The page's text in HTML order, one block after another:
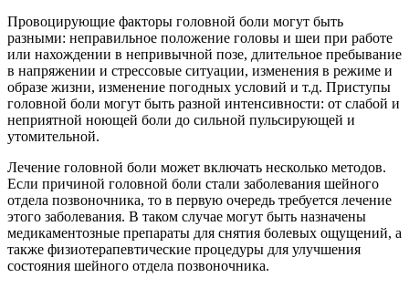
Провоцирующие факторы головной боли могут быть
разными: неправильное положение головы и шеи при работе
или нахождении в непривычной позе, длительное пребывание
в напряжении и стрессовые ситуации, изменения в режиме и
образе жизни, изменение погодных условий и т.д. Приступы
головной боли могут быть разной интенсивности: от слабой и
неприятной ноющей боли до сильной пульсирующей и
утомительной.
Лечение головной боли может включать несколько методов.
Если причиной головной боли стали заболевания шейного
отдела позвоночника, то в первую очередь требуется лечение
этого заболевания. В таком случае могут быть назначены
медикаментозные препараты для снятия болевых ощущений, а
также физиотерапевтические процедуры для улучшения
состояния шейного отдела позвоночника.